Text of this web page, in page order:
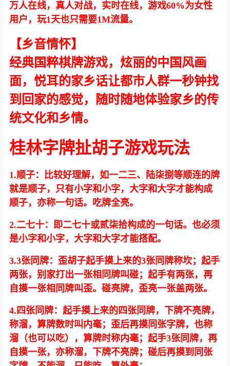
万人在线，真人对战，实时在线，游戏60%为女性
用户，玩1天也只需要1M流量。
【乡音情怀】
经典国粹棋牌游戏，炫丽的中国风画
面，悦耳的家乡话让都市人群一秒钟找
到回家的感觉，随时随地体验家乡的传
统文化和乡情。
桂林字牌扯胡子游戏玩法
1.顺子：比较好理解，如一二三、陆柒捌等顺连的牌
就是顺子，只有小字和小字，大字和大字才能构成
顺子，亦称一句话。吃牌全亮。
2.二七十：即二七十或贰柒拾构成的一句话。也必须
是小字和小字，大字和大字才能搭配。
3.3张同牌：歪胡子起手摸上来的3张同牌称坎；起手
两张，别家打出一张相同牌叫碰；起手有两张，再
自摸一张相同牌叫歪。碰亮牌，歪亮一张盖两张。
4.四张同牌：起手摸上来的四张同牌，下牌不亮牌，
称溜，算牌数时叫内毫；歪后再摸同张字牌，也称
溜（也可以吃），算牌时称内毫；起手3张同牌，再
自摸一张，亦称溜，下牌不亮牌；碰后再摸到同张